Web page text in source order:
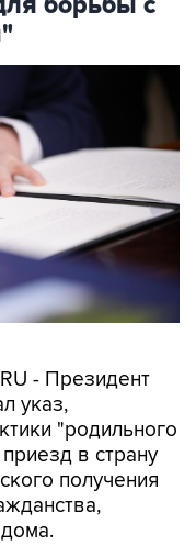
- Президент
указ,
"родильного
в страну
получения